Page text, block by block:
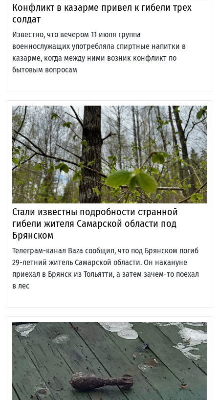
Конфликт в казарме привел к гибели трех
солдат
Известно, что вечером 11 июля группа
военнослужащих употребляла спиртные напитки в
казарме, когда между ними возник конфликт по
бытовым вопросам
Стали известны подробности странной
гибели жителя Самарской области под
Брянском
Телеграм-канал Baza сообщил, что под Брянском погиб
29-летний житель Самарской области. Он накануне
приехал в Брянск из Тольятти, а затем зачем-то поехал
в лес